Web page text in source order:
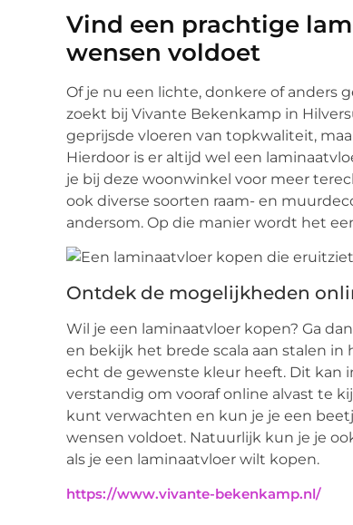
Vind een prachtige
wensen voldoet
Of je nu een lichte, donkere of anders
zoekt bij Vivante Bekenkamp in
geprijsde vloeren van topkwaliteit,
Hierdoor is er altijd wel een
je bij deze woonwinkel voor meer
ook diverse soorten raam- en
andersom. Op die manier wordt het
Ontdek de mogelijkheden
Wil je een laminaatvloer kopen? Ga
en bekijk het brede scala aan stalen
echt de gewenste kleur heeft. Dit kan
verstandig om vooraf online alvast te
kunt verwachten en kun je je een
wensen voldoet. Natuurlijk kun je je
als je een laminaatvloer wilt kopen.
https://www.vivante-bekenkamp.nl/